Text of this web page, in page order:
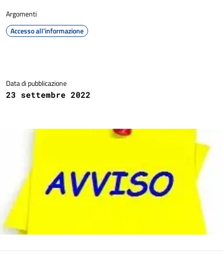
Argomenti
Accesso all'informazione
Data di pubblicazione
23 settembre 2022